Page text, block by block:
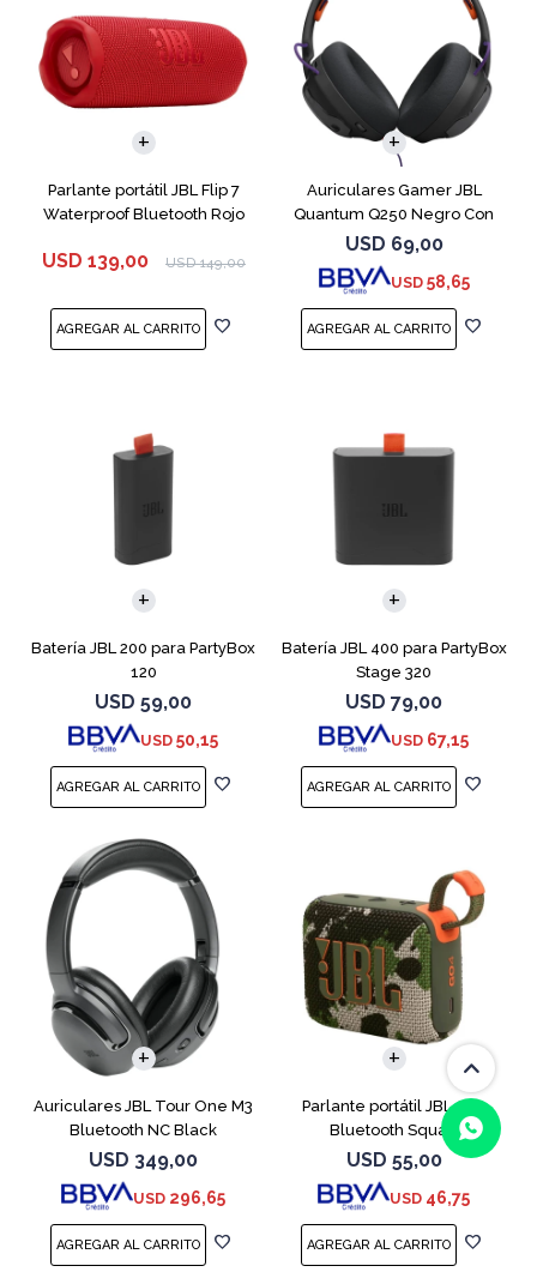
Parlante portátil JBL Flip 7
Waterproof Bluetooth Rojo
USD 139,00 USD 149,00
Auriculares Gamer JBL
Quantum Q250 Negro Con
Micrófono
USD 69,00
USD 58,65
Batería JBL 200 para PartyBox
120
USD 59,00
USD 50,15
Batería JBL 400 para PartyBox
Stage 320
USD 79,00
USD 67,15
Auriculares JBL Tour One M3
Bluetooth NC Black
USD 349,00
USD 296,65
Parlante portátil JBL Go4
Bluetooth Squad
USD 55,00
USD 46,75
(0/4)